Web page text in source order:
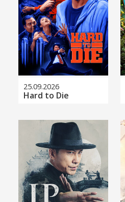
25.09.2026
Hard to Die